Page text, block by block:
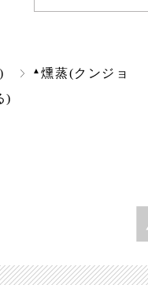
▲燻蒸(クンジョ
)